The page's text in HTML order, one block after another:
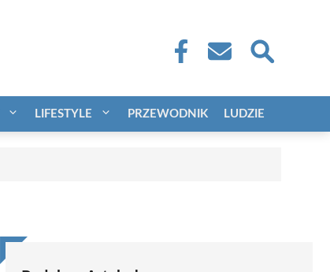
LIFESTYLE PRZEWODNIK LUDZIE